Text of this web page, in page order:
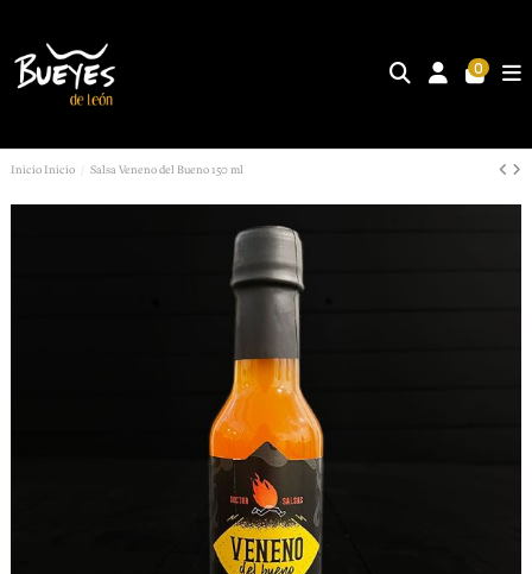
0
Inicio Inicio Salsa Veneno del Bueno 150 ml